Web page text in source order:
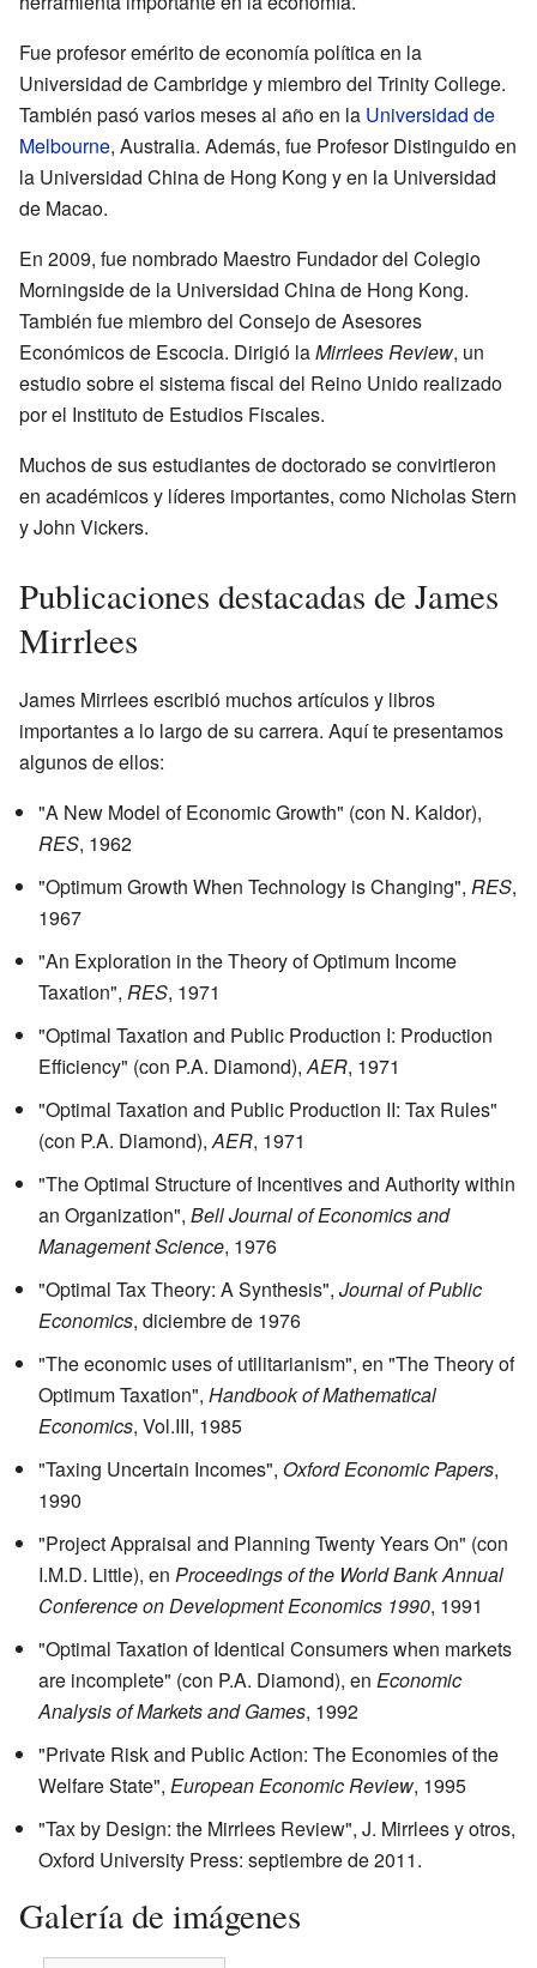
Fue profesor emérito de economía política en la
Universidad de Cambridge y miembro del Trinity College.
También pasó varios meses al año en la Universidad de
Melbourne, Australia. Además, fue Profesor Distinguido en
la Universidad China de Hong Kong y en la Universidad
de Macao.
En 2009, fue nombrado Maestro Fundador del Colegio
Morningside de la Universidad China de Hong Kong.
También fue miembro del Consejo de Asesores
Económicos de Escocia. Dirigió laMirrlees Review, un
estudio sobre el sistema fiscal del Reino Unido realizado
por el Instituto de Estudios Fiscales.
Muchos de sus estudiantes de doctorado se convirtieron
en académicos y líderes importantes, como Nicholas Stern
y John Vickers.
Publicaciones destacadas de James
Mirrlees
James Mirrlees escribió muchos artículos y libros
importantes a lo largo de su carrera. Aquí te presentamos
algunos de ellos:
"A New Model of Economic Growth" (con N. Kaldor),
RES, 1962
"Optimum Growth When Technology is Changing", RES,
1967
"An Exploration in the Theory of Optimum Income
Taxation", RES, 1971
"Optimal Taxation and Public Production I: Production
Efficiency" (con P.A. Diamond),AER, 1971
"Optimal Taxation and Public Production II: Tax Rules"
(con P.A. Diamond),AER, 1971
"The Optimal Structure of Incentives and Authority within
an Organization", Bell Journal of Economics and
Management Science, 1976
"Optimal Tax Theory: A Synthesis", Journal of Public
Economics, diciembre de 1976
"The economic uses of utilitarianism", en "The Theory of
Optimum Taxation", Handbook of Mathematical
Economics, Vol.III, 1985
"Taxing Uncertain Incomes", Oxford Economic Papers,
1990
"Project Appraisal and Planning Twenty Years On" (con
I.M.D. Little), en Proceedings of the World Bank Annual
Conference on Development Economics 1990, 1991
"Optimal Taxation of Identical Consumers when markets
are incomplete" (con P.A. Diamond), en Economic
Analysis of Markets and Games, 1992
"Private Risk and Public Action: The Economies of the
Welfare State", European Economic Review, 1995
"Tax by Design: the Mirrlees Review", J. Mirrlees y otros,
Oxford University Press: septiembre de 2011.
Galería de imágenes